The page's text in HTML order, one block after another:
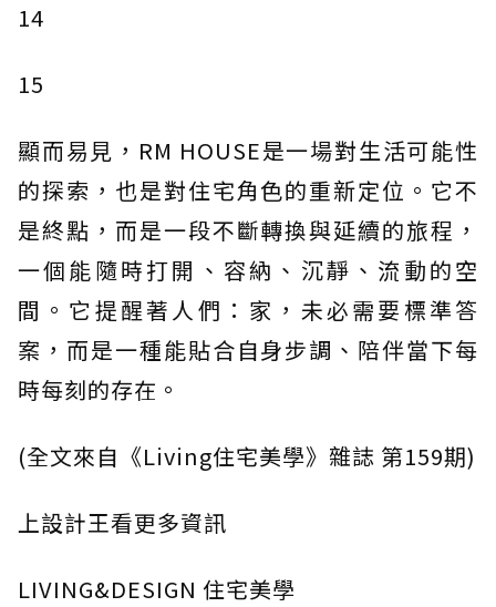
14
15
顯而易見，RM HOUSE是一場對生活可能性
的探索，也是對住宅角色的重新定位。它不
是終點，而是一段不斷轉換與延續的旅程，
一個能隨時打開、容納、沉靜、流動的空
間。它提醒著人們：家，未必需要標準答
案，而是一種能貼合自身步調、陪伴當下每
時每刻的存在。
(全文來自《Living住宅美學》雜誌 第159期)
上設計王看更多資訊
LIVING&DESIGN 住宅美學